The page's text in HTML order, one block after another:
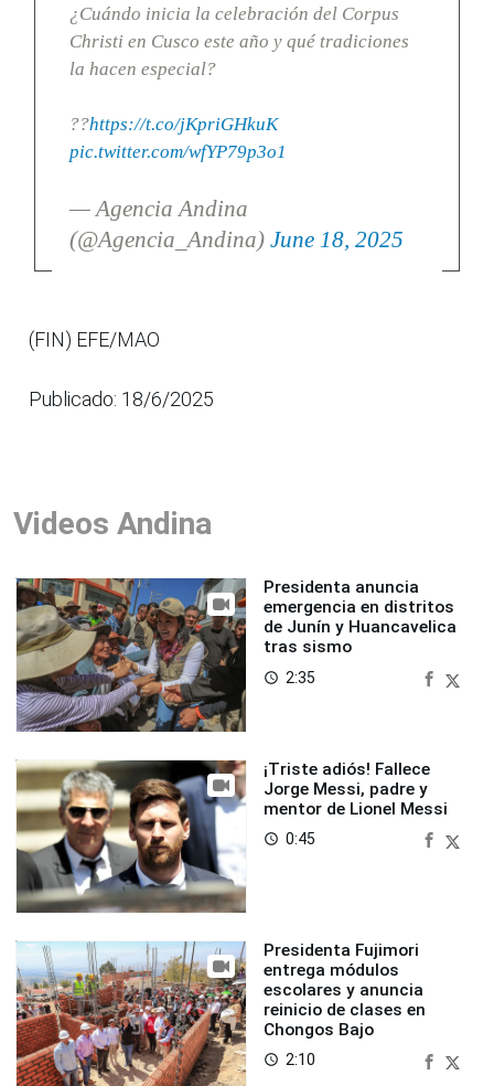
¿Cuándo inicia la celebración del Corpus
Christi en Cusco este año y qué tradiciones
la hacen especial?
??https://t.co/jKpriGHkuK
pic.twitter.com/wfYP79p3o1
— Agencia Andina
(@Agencia_Andina) June 18, 2025
(FIN) EFE/MAO
Publicado: 18/6/2025
Videos Andina
Presidenta anuncia
emergencia en distritos
de Junín y Huancavelica
tras sismo
access_time 2:35
¡Triste adiós! Fallece
Jorge Messi, padre y
mentor de Lionel Messi
access_time 0:45
Presidenta Fujimori
entrega módulos
escolares y anuncia
reinicio de clases en
Chongos Bajo
access_time 2:10